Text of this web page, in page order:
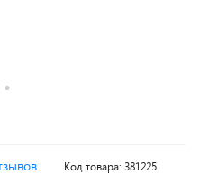
Код товара: 381225